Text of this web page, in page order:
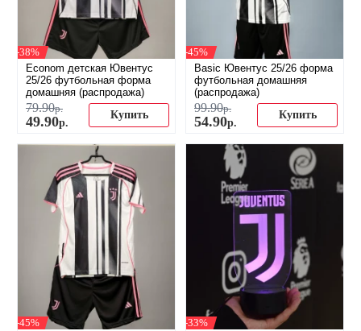
-38%
Econom детская Ювентус
25/26 футбольная форма
домашняя (распродажа)
79.90р.
49.90р.
Купить
-45%
Basic Ювентус 25/26 форма
футбольная домашняя
(распродажа)
99.90р.
54.90р.
Купить
-45%
-33%